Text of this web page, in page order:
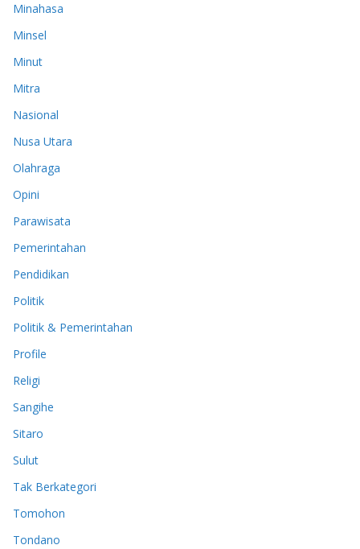
Minahasa
Minsel
Minut
Mitra
Nasional
Nusa Utara
Olahraga
Opini
Parawisata
Pemerintahan
Pendidikan
Politik
Politik & Pemerintahan
Profile
Religi
Sangihe
Sitaro
Sulut
Tak Berkategori
Tomohon
Tondano